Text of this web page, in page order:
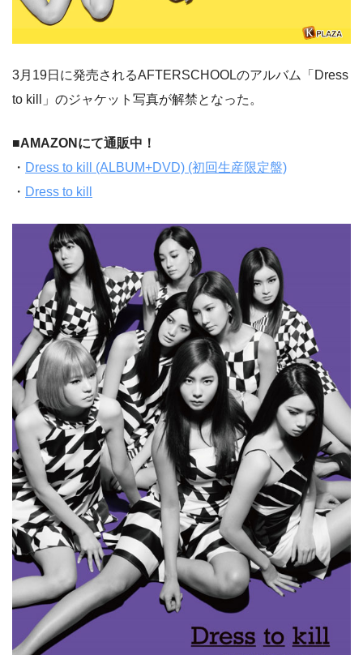
3月19日に発売されるAFTERSCHOOLのアルバム「Dress
to kill」のジャケット写真が解禁となった。
■AMAZONにて通販中！
・ Dress to kill (ALBUM+DVD) (初回生産限定盤)
・ Dress to kill